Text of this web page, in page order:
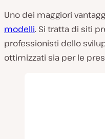
Uno dei maggiori
modelli. Si tratta di siti
professionisti dello
ottimizzati sia per le